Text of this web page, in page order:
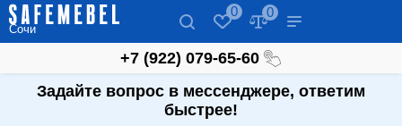
Сочи
0 0
‪+7 (922) 079-65-60‬
Задайте вопрос в мессенджере, ответим
быстрее!